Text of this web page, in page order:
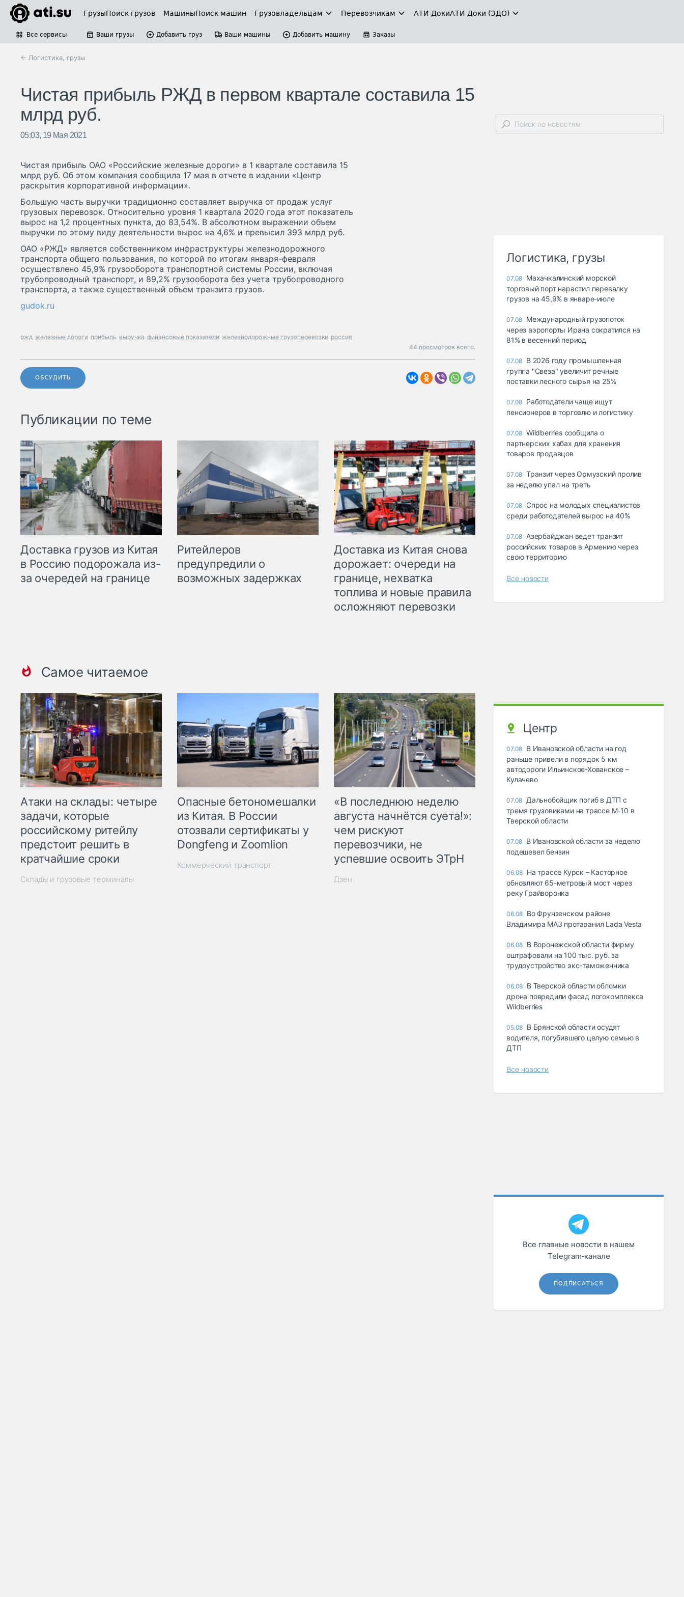
ГрузыПоиск грузов МашиныПоиск машин Грузовладельцам Перевозчикам АТИ-ДокиАТИ-Доки (ЭДО)
Все сервисы Ваши грузы Добавить груз Ваши машины Добавить машину Заказы
← Логистика, грузы
Чистая прибыль РЖД в первом квартале составила 15
млрд руб.
05:03, 19 Мая 2021
Чистая прибыль ОАО «Российские железные дороги» в 1 квартале составила 15
млрд руб. Об этом компания сообщила 17 мая в отчете в издании «Центр
раскрытия корпоративной информации».
Большую часть выручки традиционно составляет выручка от продаж услуг
грузовых перевозок. Относительно уровня 1 квартала 2020 года этот показатель
вырос на 1,2 процентных пункта, до 83,54%. В абсолютном выражении объем
выручки по этому виду деятельности вырос на 4,6% и превысил 393 млрд руб.
ОАО «РЖД» является собственником инфраструктуры железнодорожного
транспорта общего пользования, по которой по итогам января-февраля
осуществлено 45,9% грузооборота транспортной системы России, включая
трубопроводный транспорт, и 89,2% грузооборота без учета трубопроводного
транспорта, а также существенный объем транзита грузов.
gudok.ru
ржд железные дороги прибыль выручка финансовые показатели железнодорожные грузоперевозки россия
44 просмотров всего.
ОБСУДИТЬ
Публикации по теме
Доставка грузов из Китая
в Россию подорожала из-
за очередей на границе
Ритейлеров
предупредили о
возможных задержках
Доставка из Китая снова
дорожает: очереди на
границе, нехватка
топлива и новые правила
осложняют перевозки
Самое читаемое
Атаки на склады: четыре
задачи, которые
российскому ритейлу
предстоит решить в
кратчайшие сроки
Склады и грузовые терминалы
Опасные бетономешалки
из Китая. В России
отозвали сертификаты у
Dongfeng и Zoomlion
Коммерческий транспорт
«В последнюю неделю
августа начнётся суета!»:
чем рискуют
перевозчики, не
успевшие освоить ЭТрН
Дзен
Логистика, грузы
07.08 Махачкалинский морской
торговый порт нарастил перевалку
грузов на 45,9% в январе-июле
07.08 Международный грузопоток
через аэропорты Ирана сократился на
81% в весенний период
07.08 В 2026 году промышленная
группа "Свеза" увеличит речные
поставки лесного сырья на 25%
07.08 Работодатели чаще ищут
пенсионеров в торговлю и логистику
07.08 Wildberries сообщила о
партнерских хабах для хранения
товаров продавцов
07.08 Транзит через Ормузский пролив
за неделю упал на треть
07.08 Спрос на молодых специалистов
среди работодателей вырос на 40%
07.08 Азербайджан ведет транзит
российских товаров в Армению через
свою территорию
Все новости
Центр
07.08 В Ивановской области на год
раньше привели в порядок 5 км
автодороги Ильинское-Хованское –
Кулачево
07.08 Дальнобойщик погиб в ДТП с
тремя грузовиками на трассе М-10 в
Тверской области
07.08 В Ивановской области за неделю
подешевел бензин
06.08 На трассе Курск – Касторное
обновляют 65-метровый мост через
реку Грайворонка
06.08 Во Фрунзенском районе
Владимира МАЗ протаранил Lada Vesta
06.08 В Воронежской области фирму
оштрафовали на 100 тыс. руб. за
трудоустройство экс-таможенника
06.08 В Тверской области обломки
дрона повредили фасад логокомплекса
Wildberries
05.08 В Брянской области осудят
водителя, погубившего целую семью в
ДТП
Все новости
Все главные новости в нашем
Telegram‑канале
ПОДПИСАТЬСЯ